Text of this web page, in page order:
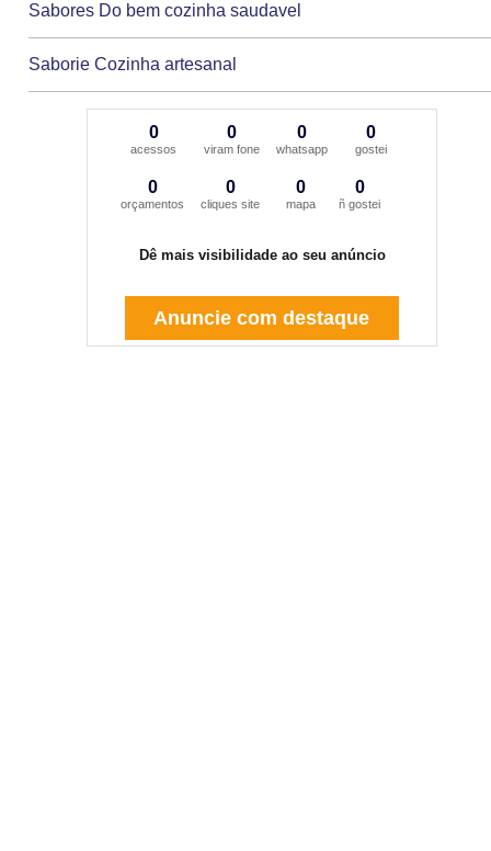
Sabores Do bem cozinha saudavel
Saborie Cozinha artesanal
0
acessos
0
viram fone
0
whatsapp
0
gostei
0
orçamentos
0
cliques site
0
mapa
0
ñ gostei
Dê mais visibilidade ao seu anúncio
Anuncie com destaque